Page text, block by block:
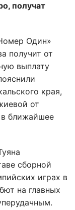
получат
Один»
получит от
выплату
края,
от
в ближайшее
сборной
играх в
на главных